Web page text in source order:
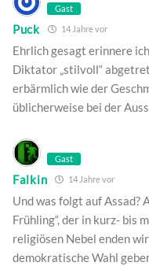
Gast
Puck 14 Jahre vor
Ehrlich gesagt erinnere
Diktator „stilvoll“
erbärmlich wie der
üblicherweise bei der
Gast
Falkin 14 Jahre vor
Und was folgt auf Assad?
Frühling“, der in kurz-
religiösen Nebel enden
demokratische Wahl